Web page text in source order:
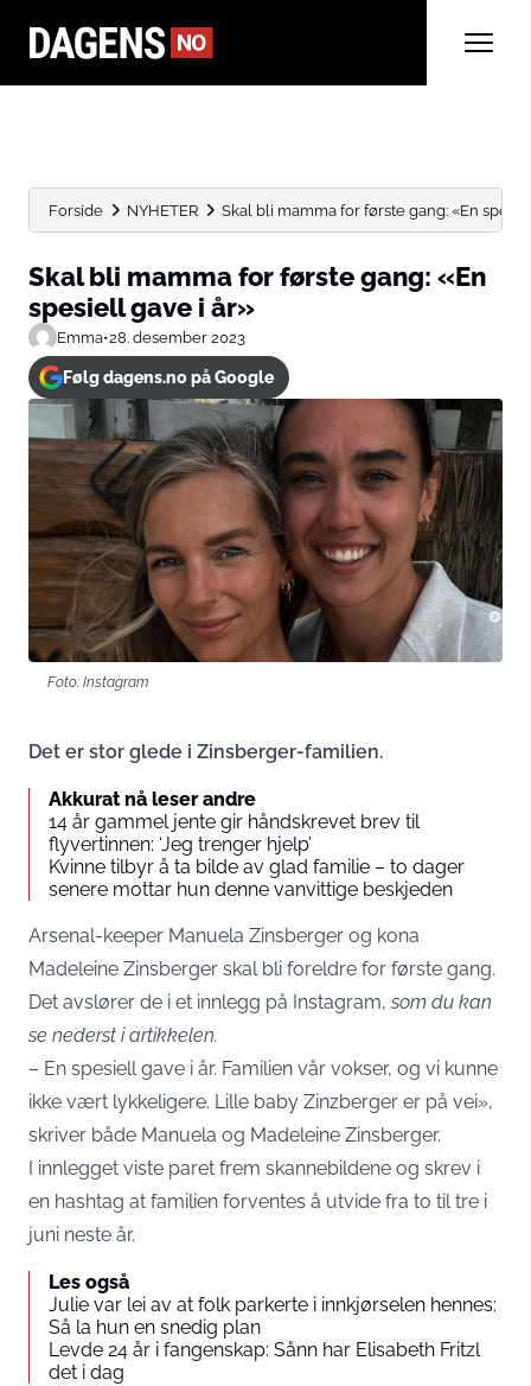
Forside NYHETER Skal bli mamma for første gang: «En
Skal bli mamma for første gang: «En
spesiell gave i år»
Emma•28. desember 2023
Følg dagens.no på Google
Foto: Instagram
Det er stor glede i Zinsberger-familien.
Akkurat nå leser andre
14 år gammel jente gir håndskrevet brev til
flyvertinnen: ‘Jeg trenger hjelp’
Kvinne tilbyr å ta bilde av glad familie – to dager
senere mottar hun denne vanvittige beskjeden
Arsenal-keeper Manuela Zinsberger og kona
Madeleine Zinsberger skal bli foreldre for første gang.
Det avslører de i et innlegg på Instagram, som du kan
se nederst i artikkelen.
– En spesiell gave i år. Familien vår vokser, og vi kunne
ikke vært lykkeligere. Lille baby Zinzberger er på vei»,
skriver både Manuela og Madeleine Zinsberger.
I innlegget viste paret frem skannebildene og skrev i
en hashtag at familien forventes å utvide fra to til tre i
juni neste år.
Les også
Julie var lei av at folk parkerte i innkjørselen hennes:
Så la hun en snedig plan
Levde 24 år i fangenskap: Sånn har Elisabeth Fritzl
det i dag